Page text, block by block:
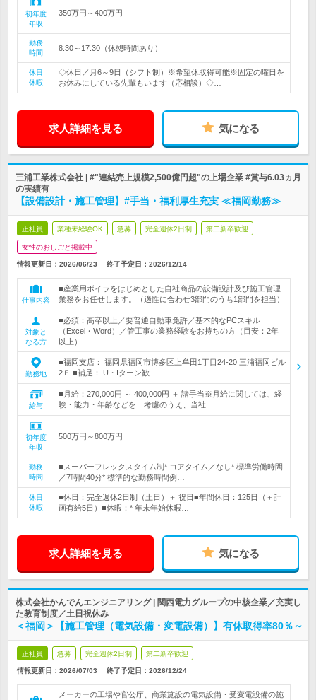
初年度
年収
350万円～400万円
勤務
時間
8:30～17:30（休憩時間あり）
休日
休暇
◇休日／月6～9日（シフト制）※希望休取得可能※固定の曜日を
お休みにしている先輩もいます（応相談）◇…
求人詳細を見る 気になる
三浦工業株式会社 | #"連結売上規模2,500億円超"の上場企業 #賞与6.03ヵ月
の実績有
【設備設計・施工管理】#手当・福利厚生充実 ≪福岡勤務≫
正社員 業種未経験OK 急募 完全週休2日制 第二新卒歓迎
女性のおしごと掲載中
情報更新日：2026/06/23 終了予定日： 2026/12/14
仕事内容
■産業用ボイラをはじめとした自社商品の設備設計及び施工管理
業務をお任せします。（適性に合わせ3部門のうち1部門を担当）
対象と
なる方
■必須：高卒以上／要普通自動車免許／基本的なPCスキル
（Excel・Word）／管工事の業務経験をお持ちの方（目安：2年
以上）
勤務地
■福岡支店： 福岡県福岡市博多区上牟田1丁目24-20 三浦福岡ビル
2Ｆ ■補足： U・Iターン歓…
給与
■月給：270,000円 ～ 400,000円 ＋ 諸手当※月給に関しては、経
験・能力・年齢などを 考慮のうえ、当社…
初年度
年収
500万円～800万円
勤務
時間
■スーパーフレックスタイム制* コアタイム／なし* 標準労働時間
／7時間40分* 標準的な勤務時間例…
休日
休暇
■休日：完全週休2日制（土日）＋ 祝日■年間休日：125日（＋計
画有給5日）■休暇：* 年末年始休暇…
求人詳細を見る 気になる
株式会社かんでんエンジニアリング | 関西電力グループの中核企業／充実し
た教育制度／土日祝休み
＜福岡＞【施工管理（電気設備・変電設備）】有休取得率80％～
正社員 急募 完全週休2日制 第二新卒歓迎
情報更新日：2026/07/03 終了予定日： 2026/12/24
メーカーの工場や官公庁、商業施設の電気設備・受変電設備の施